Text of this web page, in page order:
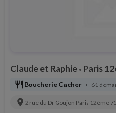
Claude et Raphie • Paris
restaurant Boucherie Cacher • 61
location_on 2 rue du Dr Goujon Paris 12ème